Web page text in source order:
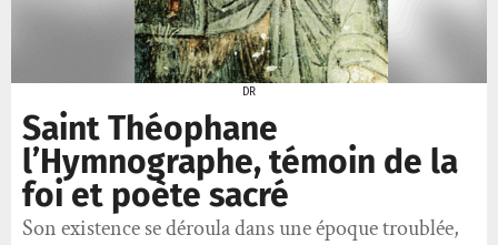
DR
Saint Théophane
l’Hymnographe, témoin de la
foi et poète sacré
Son existence se déroula dans une époque troublée,